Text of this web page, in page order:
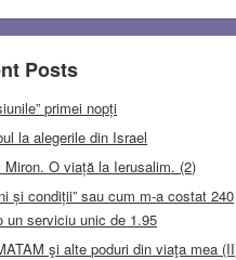
Posts
primei nopți
la alegerile din Israel
Miron. O viață la Ierusalim. (2)
și condiții” sau cum m-a costat 240
un serviciu unic de 1.95
şi alte poduri din viaţa mea